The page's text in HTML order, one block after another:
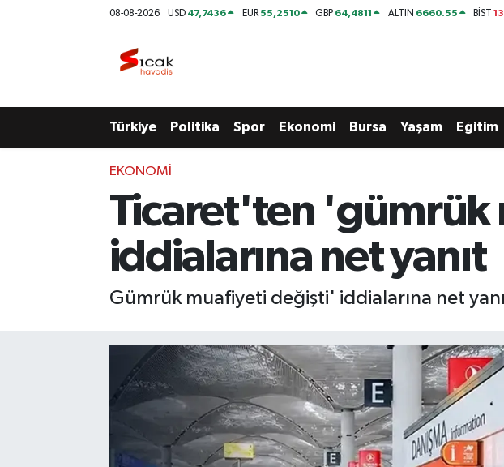
08-08-2026 USD 47,7436 EUR55,2510 GBP 64,4811 ALTIN 6660.55 BİST
Türkiye Politika Spor Ekonomi Bursa Yaşam Eğitim
EKONOMI
Ticaret'ten 'gümrük
iddialarına net yanıt
Gümrük muafiyeti değişti' iddialarına net
Nöbetçi Eczaneler
Tüm Manşetler
Son Dakika Haberleri